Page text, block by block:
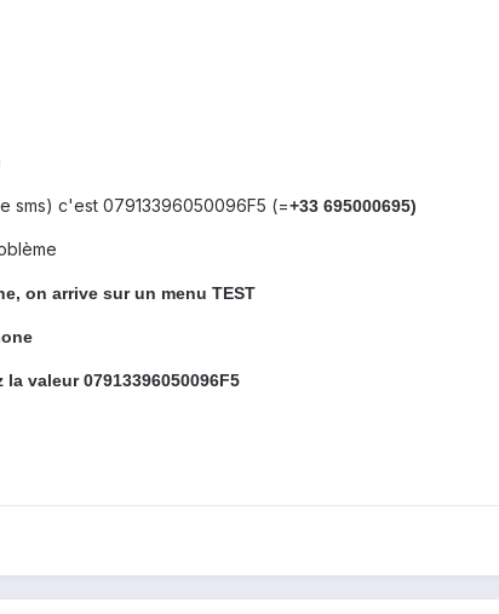
sms) c'est 07913396050096F5 (=+33 695000695)
on arrive sur un menu TEST
valeur 07913396050096F5